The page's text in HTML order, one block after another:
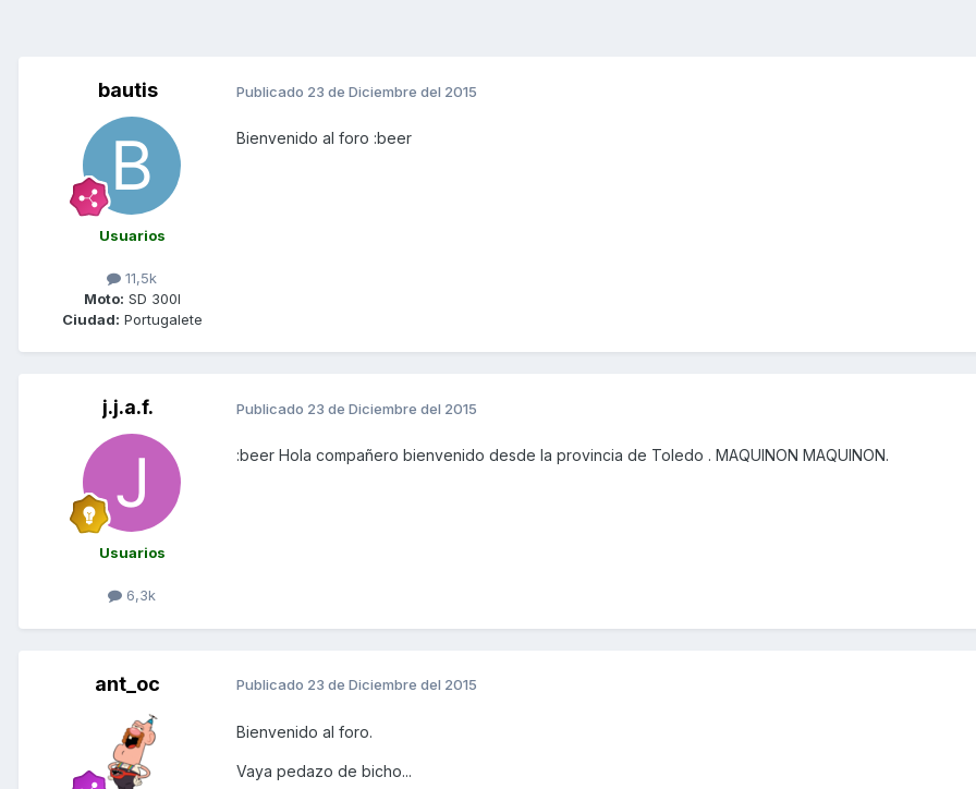
bautis
Usuarios
11,5k
Moto: SD 300I
Ciudad: Portugalete
Publicado 23 de Diciembre del 2015
Bienvenido al foro :beer
j.j.a.f.
Usuarios
6,3k
Publicado 23 de Diciembre del 2015
:beer Hola compañero bienvenido desde la provincia de Toledo . MAQUINON MAQUINON.
ant_oc Publicado 23 de Diciembre del 2015
Bienvenido al foro.
Vaya pedazo de bicho...